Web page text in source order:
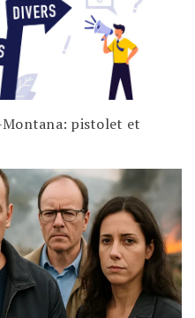
Montana: pistolet et